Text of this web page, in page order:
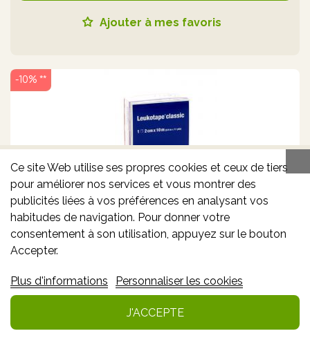
Ajouter à mes favoris
LEUKOTAPE CLASSIC 2 CM X 10 M
7.40€
-10% **
Ce site Web utilise ses propres cookies et ceux de tiers
pour améliorer nos services et vous montrer des
publicités liées à vos préférences en analysant vos
habitudes de navigation. Pour donner votre
consentement à son utilisation, appuyez sur le bouton
Accepter.
Plus d'informations Personnaliser les cookies
J'ACCEPTE